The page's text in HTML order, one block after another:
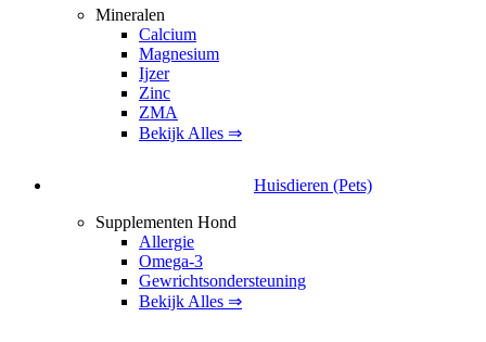
Mineralen
Calcium
Magnesium
Ijzer
Zinc
ZMA
Bekijk Alles ⇒
Huisdieren (Pets)
Supplementen Hond
Allergie
Omega-3
Gewrichtsondersteuning
Bekijk Alles ⇒